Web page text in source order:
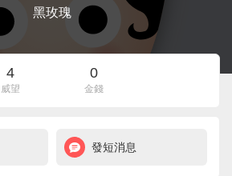
黑玫瑰
4
威望
0
金錢
發短消息